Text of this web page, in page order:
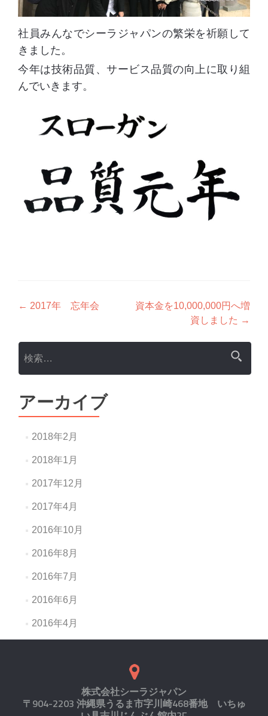
社員みんなでシーラジャパンの繁栄を祈願して
きました。
今年は技術品質、サービス品質の向上に取り組
んでいきます。
投
ナ
ビ
ゲ
ー
シ
ョ
ン
← 2017年 忘年会
資本金を10,000,000円へ増
資しました →
索:
アーカイブ
2018年2月
2018年1月
2017年12月
2017年4月
2016年10月
2016年8月
2016年7月
2016年6月
2016年4月
株式会社シーラジャパン
〒904-2203 沖縄県うるま市字川崎468番地 いちゅ